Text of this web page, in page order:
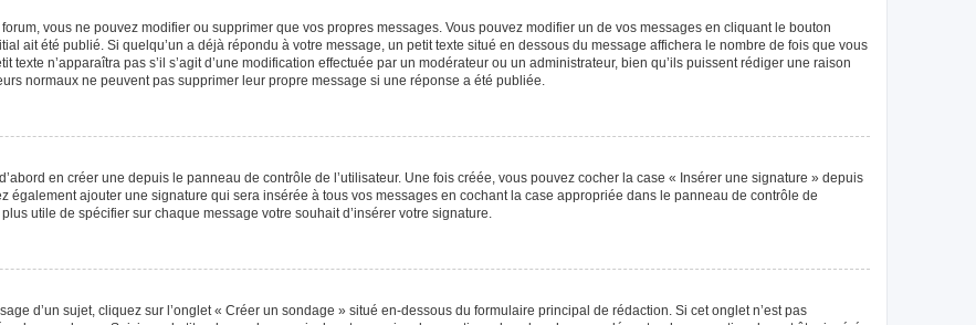
vous ne pouvez modifier ou supprimer que vos propres messages. Vous pouvez modifier un de vos messages en cliquant le bouton
ait été publié. Si quelqu’un a déjà répondu à votre message, un petit texte situé en dessous du message affichera le nombre de fois que vous
texte n’apparaîtra pas s’il s’agit d’une modification effectuée par un modérateur ou un administrateur, bien qu’ils puissent rédiger une raison
normaux ne peuvent pas supprimer leur propre message si une réponse a été publiée.
en créer une depuis le panneau de contrôle de l’utilisateur. Une fois créée, vous pouvez cocher la case « Insérer une signature » depuis
également ajouter une signature qui sera insérée à tous vos messages en cochant la case appropriée dans le panneau de contrôle de
utile de spécifier sur chaque message votre souhait d’insérer votre signature.
d’un sujet, cliquez sur l’onglet « Créer un sondage » situé en-dessous du formulaire principal de rédaction. Si cet onglet n’est pas